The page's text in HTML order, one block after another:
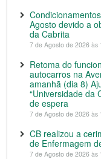
Agosto devido a
da Cabrita
7 de Agosto de 2026 às
Retoma do
autocarros na
amanhã (dia 8)
“Universidade da
de espera
7 de Agosto de 2026 às
CB realizou a
de Enfermagem
7 de Agosto de 2026 às